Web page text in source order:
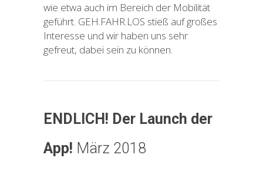
wie etwa auch im Bereich der Mobilität
geführt. GEH.FAHR.LOS stieß auf großes
Interesse und wir haben uns sehr
gefreut, dabei sein zu können.
ENDLICH! Der Launch der
App! März 2018